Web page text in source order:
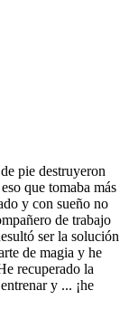
pie destruyeron
que tomaba más
y con sueño no
de trabajo
ser la solución
de magia y he
recuperado la
y ... ¡he